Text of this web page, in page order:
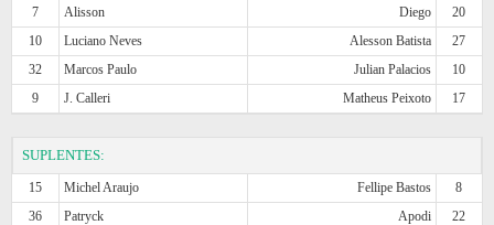
7
Alisson Diego
20
10
Luciano Neves Alesson Batista
27
32
Marcos Paulo Julian Palacios
10
9
J. Calleri Matheus Peixoto 17
SUPLENTES:
15 Michel Araujo Fellipe Bastos
8
36
Patryck Apodi
22